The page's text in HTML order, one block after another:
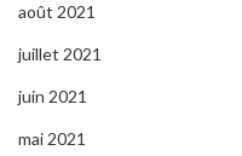
août 2021
juillet 2021
juin 2021
mai 2021